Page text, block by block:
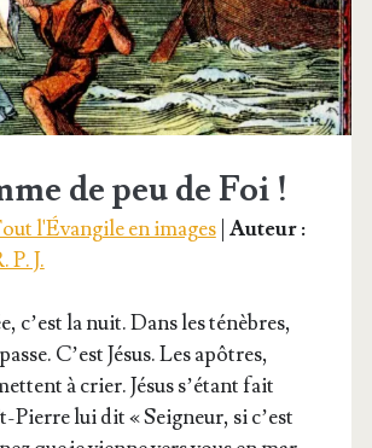
de peu de Foi !
l'Évangile en images| Auteur :
P. J.
c’est la nuit. Dans les ténèbres,
C’est Jésus. Les apôtres,
à crier. Jésus s’é­tant fait
Pierre lui dit « Sei­gneur, si c’est